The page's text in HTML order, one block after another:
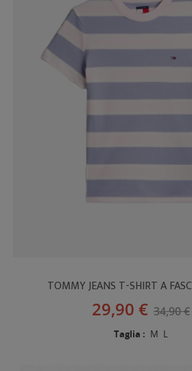
TOMMY JEANS T-SHIRT A
29,90 € 34,90 €
Taglia : M L